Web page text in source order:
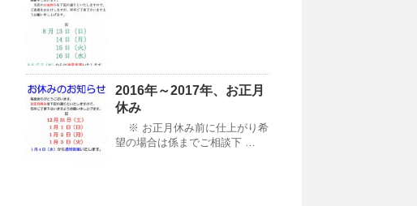
2016年～2017年、お正月
休み
※ お正月休み前に仕上がり希
望の場合は係までご相談下 …